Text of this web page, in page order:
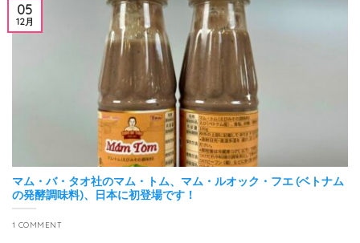
マム・バ・タオ社のマム・トム、マム・ルオック・フエ (ベトナム
の発酵調味料)、日本に初登場です！
1 COMMENT
05
12月